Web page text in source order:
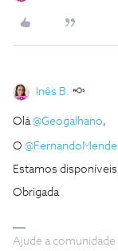
Inês B.
Olá @Geogalhano,
O
Estamos
Obrigada
Ajude a